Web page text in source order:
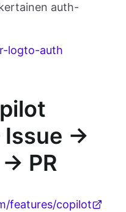
auth-
logto-auth
Issue →
PR
features/copilot